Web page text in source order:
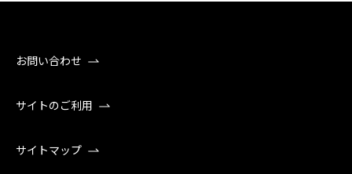
お問い合わせ
サイトのご利用
サイトマップ